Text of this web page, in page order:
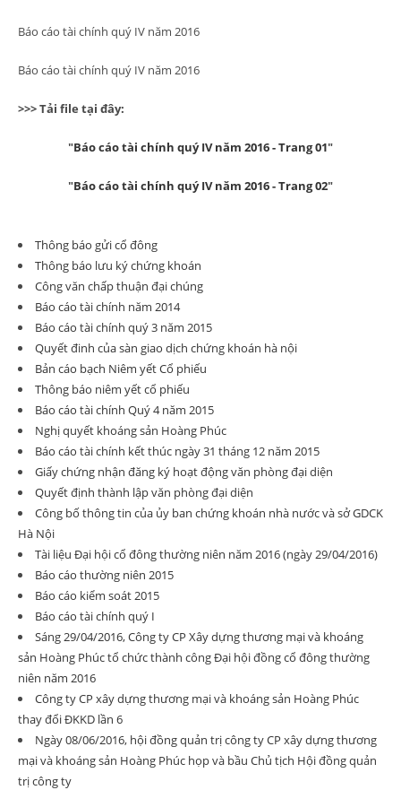
Báo cáo tài chính quý IV năm 2016
Báo cáo tài chính quý IV năm 2016
>>> Tải file tại đây:
"Báo cáo tài chính quý IV năm 2016 - Trang 01"
"Báo cáo tài chính quý IV năm 2016 - Trang 02"
Thông báo gửi cổ đông
Thông báo lưu ký chứng khoán
Công văn chấp thuận đại chúng
Báo cáo tài chính năm 2014
Báo cáo tài chính quý 3 năm 2015
Quyết đinh của sàn giao dịch chứng khoán hà nội
Bản cáo bạch Niêm yết Cổ phiếu
Thông báo niêm yết cổ phiếu
Báo cáo tài chính Quý 4 năm 2015
Nghị quyết khoáng sản Hoàng Phúc
Báo cáo tài chính kết thúc ngày 31 tháng 12 năm 2015
Giấy chứng nhận đăng ký hoạt động văn phòng đại diện
Quyết định thành lập văn phòng đại diện
Công bố thông tin của ủy ban chứng khoán nhà nước và sở GDCK
Hà Nội
Tài liệu Đại hội cổ đông thường niên năm 2016 (ngày 29/04/2016)
Báo cáo thường niên 2015
Báo cáo kiểm soát 2015
Báo cáo tài chính quý I
Sáng 29/04/2016, Công ty CP Xây dựng thương mại và khoáng
sản Hoàng Phúc tổ chức thành công Đại hội đồng cổ đông thường
niên năm 2016
Công ty CP xây dựng thương mại và khoáng sản Hoàng Phúc
thay đổi ĐKKD lần 6
Ngày 08/06/2016, hội đồng quản trị công ty CP xây dựng thương
mại và khoáng sản Hoàng Phúc họp và bầu Chủ tịch Hội đồng quản
trị công ty